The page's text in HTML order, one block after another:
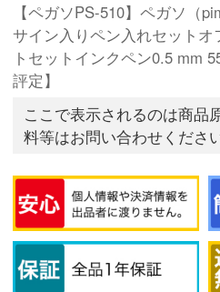
【ペガソPS-510】ペガソ（
サイン入りペン入れセット
トセットインクペン0.5 mm
評定】
ここで表示されるのは商品
料等はお問い合わせくださ